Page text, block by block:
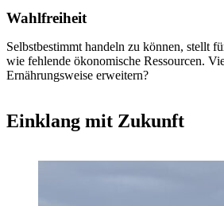
Wahlfreiheit
Selbstbestimmt handeln zu können, stellt
wie fehlende ökonomische Ressourcen.
Ernährungsweise erweitern?
Einklang mit Zukunft